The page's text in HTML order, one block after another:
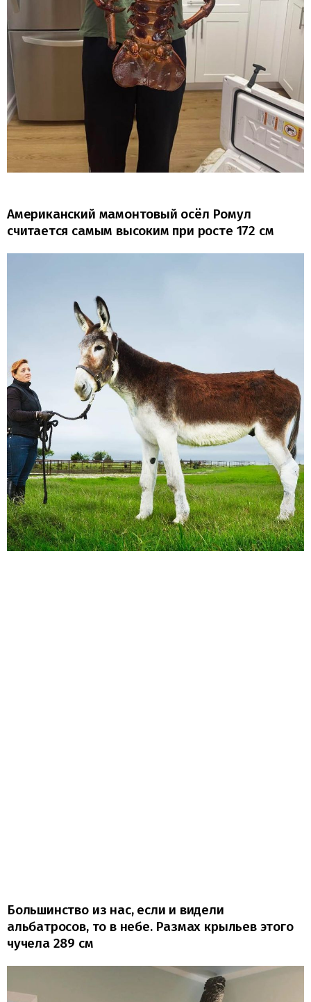
Американский мамонтовый осёл Ромул
считается самым высоким при росте 172 см
Большинство из нас, если и видели
альбатросов, то в небе. Размах крыльев этого
чучела 289 см